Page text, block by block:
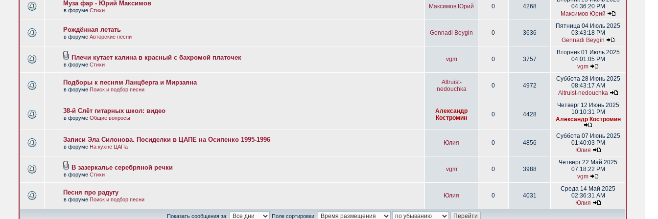
Муза фар - Юрий Максимов
в форуме Стихи
Максимов Юрий 0 4268
04:36:20 PM
Максимов Юрий
Рождённая летать
в форуме Авторские песни
Gennadi Beygin 0 3636
Пятница 04 Июль 2025
03:43:18 PM
Gennadi Beygin
Плечи кутает калина в красный с бахромой платочек
в форуме Стихи
vgm 0 3757
Вторник 01 Июль 2025
04:01:05 PM
vgm
Подборы к песням Ланцберга и Мирзаяна
в форуме Поиск и подбор песни
Altruist-
nedouchka
0 4972
Суббота 28 Июнь 2025
08:43:17 AM
Altruist-nedouchka
38-й Слёт гитарных школ: видео
в форуме Общие вопросы
Александр
Костромин
0 4428
Четверг 12 Июнь 2025
10:10:31 PM
Александр Костромин
Записи Эла Силонова. Посиделки в ЦАПЕ на Осипенко 1995-1996
в форуме На кухне ЦАПа
Юлия 0 4856
Суббота 07 Июнь 2025
01:40:03 PM
Юлия
В зазеркалье серебряной речки
в форуме Стихи
vgm 0 3988
Четверг 22 Май 2025
07:18:22 PM
vgm
Песня про радугу
в форуме Поиск и подбор песни
Юлия 0 4031
Среда 14 Май 2025
02:36:31 AM
Юлия
Показать сообщения за: Поле сортировки: